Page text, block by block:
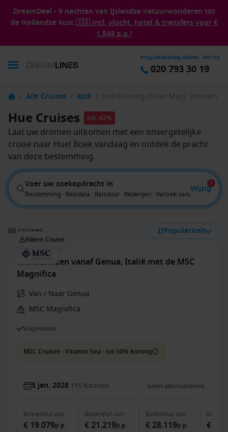
DreamDeal - 9 nachten van IJslandse natuurwonderen tot
de Hollandse kust 🇮🇸 incl. vlucht, hotel & transfers voor €
1.549 p.p.!
Krijg deskundig advies - Bel nu
020 793 30 19
/ Alle Cruises / Azië / Hue/Danang (Chan May), Vietnam
Hue Cruises tot -42%
Laat uw dromen uitkomen met een onvergetelijke
cruise naar Hue! Boek vandaag en ontdek de pracht
van deze bestemming.
Voer uw zoekopdracht in
Bestemming · Reisdata · Reisduur · Rederijen · Vertrek vanaf
Wijzig
1
86 cruises Populariteit
Alleen Cruise
Wereldreizen vanaf Genua, Italië met de MSC
Magnifica
Van / Naar Genua
MSC Magnifica
Volpension
MSC Cruises - Vitamin Sea - tot 50% korting
5 jan. 2028 115 Nachten Geen alternatieven
Binnenhutvan
€ 19.079p.p.
Buitenhutvan
€ 21.219p.p.
Balkonhutvan
€ 28.119p.p.
MSC
€